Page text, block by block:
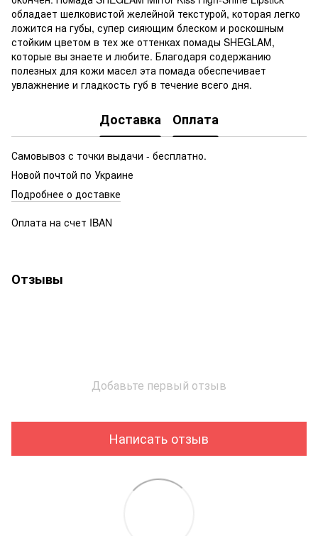
обладает шелковистой желейной текстурой, которая легко
ложится на губы, супер сияющим блеском и роскошным
стойким цветом в тех же оттенках помады SHEGLAM,
которые вы знаете и любите. Благодаря содержанию
полезных для кожи масел эта помада обеспечивает
увлажнение и гладкость губ в течение всего дня.
Доставка Оплата
Самовывоз с точки выдачи - бесплатно.
Новой почтой по Украине
Подробнее о доставке
Оплата на счет IBAN
Отзывы
Добавьте первый отзыв
Написать отзыв